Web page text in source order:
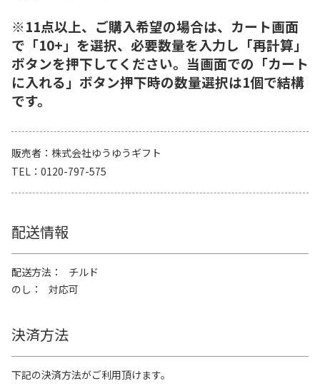
※11点以上、ご購入希望の場合は、カート画面
で「10+」を選択、必要数量を入力し「再計算」
ボタンを押下してください。当画面での「カート
に入れる」ボタン押下時の数量選択は1個で結構
です。
販売者
株式会社ゆうゆうギフト
TEL
0120-797-575
配送情報
配送方法
チルド
のし
対応可
決済方法
下記の決済方法がご利用頂けます。